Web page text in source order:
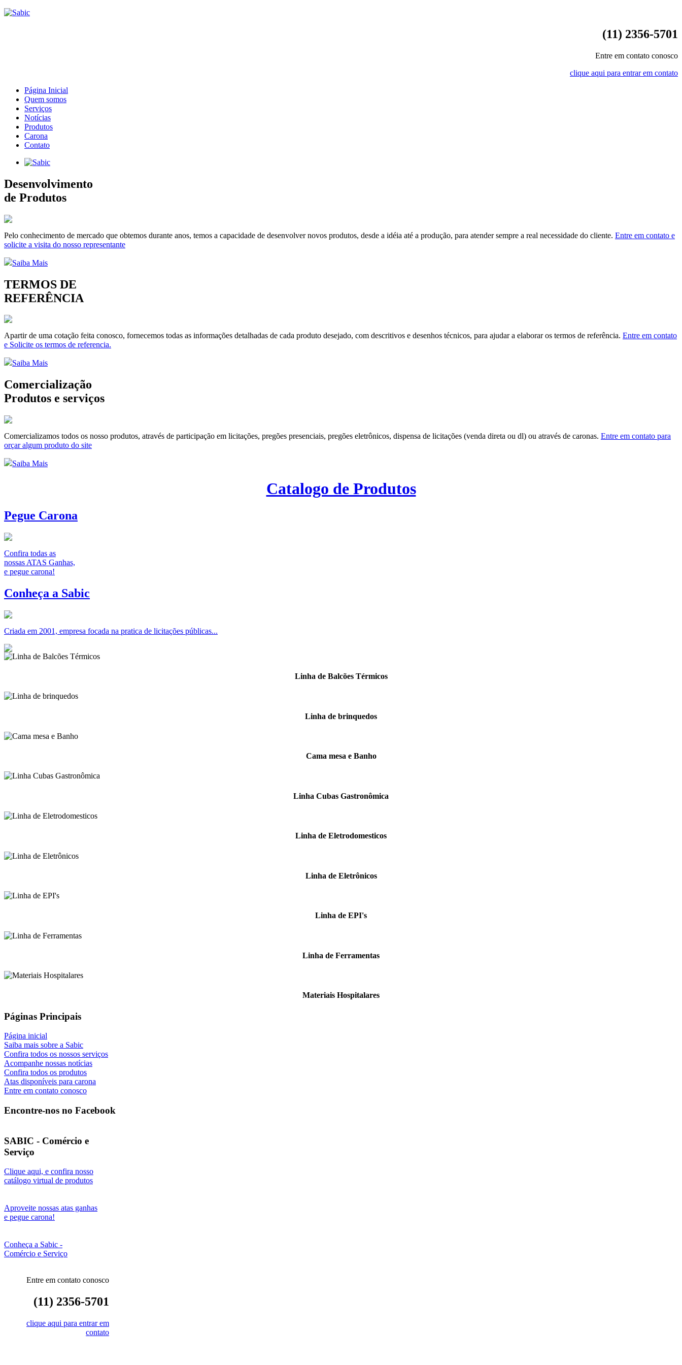
(11) 2356-5701
Entre em contato conosco
clique aqui para entrar em contato
Página Inicial
Quem somos
Serviços
Notícias
Produtos
Carona
Contato
Desenvolvimento
de Produtos
Pelo conhecimento de mercado que obtemos durante anos, temos a capacidade de desenvolver novos produtos, desde a idéia até a produção, para atender sempre a real necessidade do cliente. Entre em contato e
solicite a visita do nosso representante
Saiba Mais
TERMOS DE
REFERÊNCIA
Apartir de uma cotação feita conosco, fornecemos todas as informações detalhadas de cada produto desejado, com descritivos e desenhos técnicos, para ajudar a elaborar os termos de referência. Entre em contato
e Solicite os termos de referencia.
Saiba Mais
Comercialização
Produtos e serviços
Comercializamos todos os nosso produtos, através de participação em licitações, pregões presenciais, pregões eletrônicos, dispensa de licitações (venda direta ou dl) ou através de caronas. Entre em contato para
orçar algum produto do site
Saiba Mais
Catalogo de Produtos
Pegue Carona
Confira todas as
nossas ATAS Ganhas,
e pegue carona!
Conheça a Sabic
Criada em 2001, empresa focada na pratica de licitações públicas...
Linha de Balcões Térmicos
Linha de brinquedos
Cama mesa e Banho
Linha Cubas Gastronômica
Linha de Eletrodomesticos
Linha de Eletrônicos
Linha de EPI's
Linha de Ferramentas
Materiais Hospitalares
Páginas Principais
Página inicial
Saiba mais sobre a Sabic
Confira todos os nossos serviços
Acompanhe nossas notícias
Confira todos os produtos
Atas disponíveis para carona
Entre em contato conosco
Encontre-nos no Facebook
SABIC - Comércio e
Serviço
Clique aqui, e confira nosso
catálogo virtual de produtos
Aproveite nossas atas ganhas
e pegue carona!
Conheça a Sabic -
Comércio e Serviço
Entre em contato conosco
(11) 2356-5701
clique aqui para entrar em
contato